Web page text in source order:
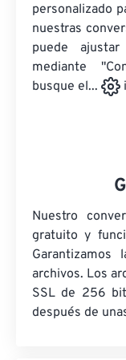
personalizado
nuestras
puede
mediante
busque el...
Nuestro
gratuito y
archivos. Los
SSL de 256
después de